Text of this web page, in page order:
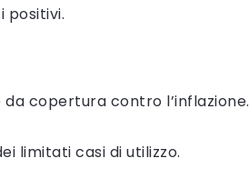
positivi.
copertura contro l’inflazione.
limitati casi di utilizzo.